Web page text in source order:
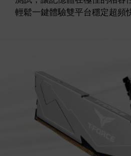
輕鬆一鍵體驗雙平台穩定超頻